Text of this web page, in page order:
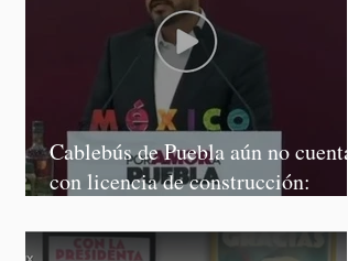
Cablebús de Puebla aún no cuenta
con licencia de construcción: